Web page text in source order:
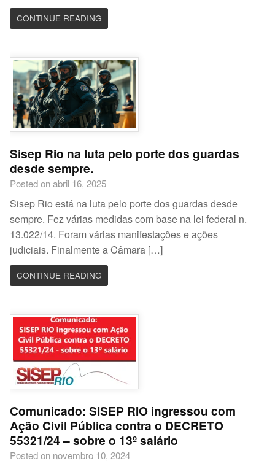
CONTINUE READING
Sisep Rio na luta pelo porte dos guardas
desde sempre.
Posted on abril 16, 2025
Sisep Rio está na luta pelo porte dos guardas desde
sempre. Fez várias medidas com base na lei federal n.
13.022/14. Foram várias manifestações e ações
judiciais. Finalmente a Câmara […]
CONTINUE READING
Comunicado: SISEP RIO ingressou com
Ação Civil Pública contra o DECRETO
55321/24 – sobre o 13º salário
Posted on novembro 10, 2024